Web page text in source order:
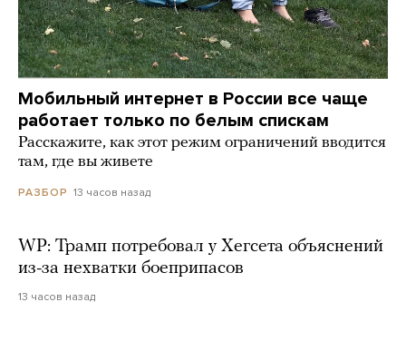
Мобильный интернет в России все чаще
работает только по белым спискам
Расскажите, как этот режим ограничений вводится
там, где вы живете
РАЗБОР 13 часов назад
WP: Трамп потребовал у Хегсета объяснений
из-за нехватки боеприпасов
13 часов назад